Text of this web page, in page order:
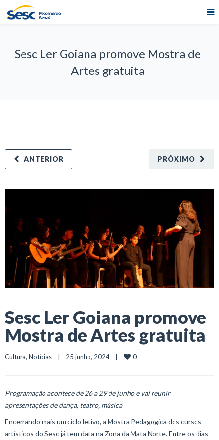
Sesc Ler Goiana promove Mostra de
Artes gratuita
PRÓXIMO
ANTERIOR
Sesc Ler Goiana promove
Mostra de Artes gratuita
Cultura, Notícias
    |    25 junho, 2024    |
0
Programação acontece de 26 a 29 de junho e vai reunir
apresentações de dança, teatro, música
Encerrando mais um ciclo letivo, a Mostra Pedagógica dos cursos
artísticos do Sesc já tem data na Zona da Mata Norte. Entre os dias